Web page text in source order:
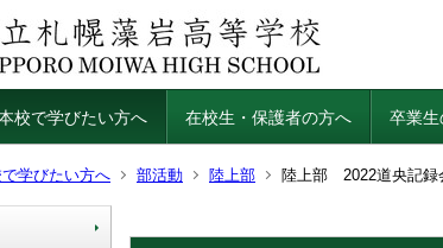
校で学びたい方へ 在校生・保護者の方へ 卒業
学びたい方へ 部活動 陸上部 陸上部 2022道央記録